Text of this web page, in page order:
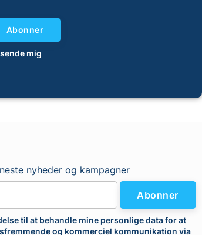
mig
Abonner
nyheder og kampagner
til at behandle mine personlige data for at
og kommerciel kommunikation via
Abonner